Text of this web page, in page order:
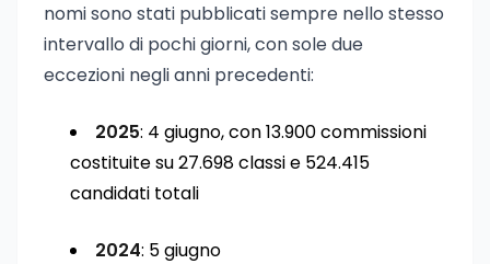
nomi sono stati pubblicati sempre nello stesso
intervallo di pochi giorni, con sole due
eccezioni negli anni precedenti:
2025: 4 giugno, con 13.900 commissioni
costituite su 27.698 classi e 524.415
candidati totali
2024: 5 giugno